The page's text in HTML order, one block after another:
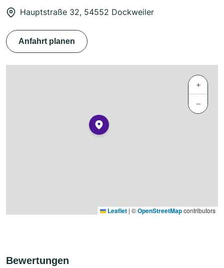
Hauptstraße 32, 54552 Dockweiler
Anfahrt planen
+
−
Leaflet | ©OpenStreetMapcontributors
Bewertungen